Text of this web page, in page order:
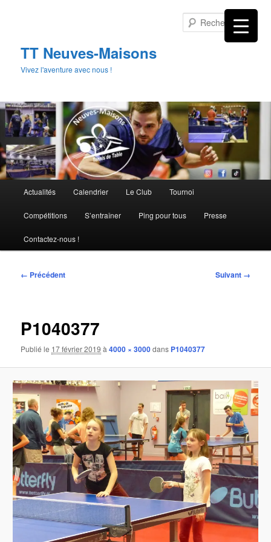
TT Neuves-Maisons
Vivez l'aventure avec nous !
principal
Actualités Calendrier Le Club Tournoi
Compétitions S’entraîner Ping pour tous Presse
Contactez-nous !
Navigation
← Précédent Suivant →
P1040377
Publié le 17 février 2019 à4000 × 3000dans P1040377